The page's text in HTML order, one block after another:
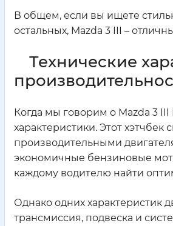
В общем, если вы ищете
остальных, Mazda 3 III –
Технические
Когда мы говорим о Mazda 3
характеристики. Этот
производительными
экономичные бензиновые
каждому водителю найти
Однако одних характеристик
трансмиссия, подвеска и